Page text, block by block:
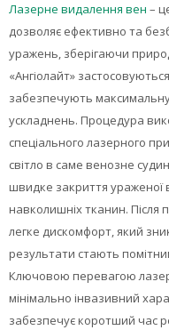
Create new account
Forgotten password
English ‎(en)‎
Лазерне видалення вен –
дозволяє ефективно та
уражень, зберігаючи
«Ангіолайт»
забезпечують
ускладнень. Процедура
спеціального лазерного
світло в саме венозне
швидке закриття
навколишніх тканин. Після
легке дискомфорт, який
результати стають
Ключовою перевагою
мінімально інвазивний
забезпечує коротший час